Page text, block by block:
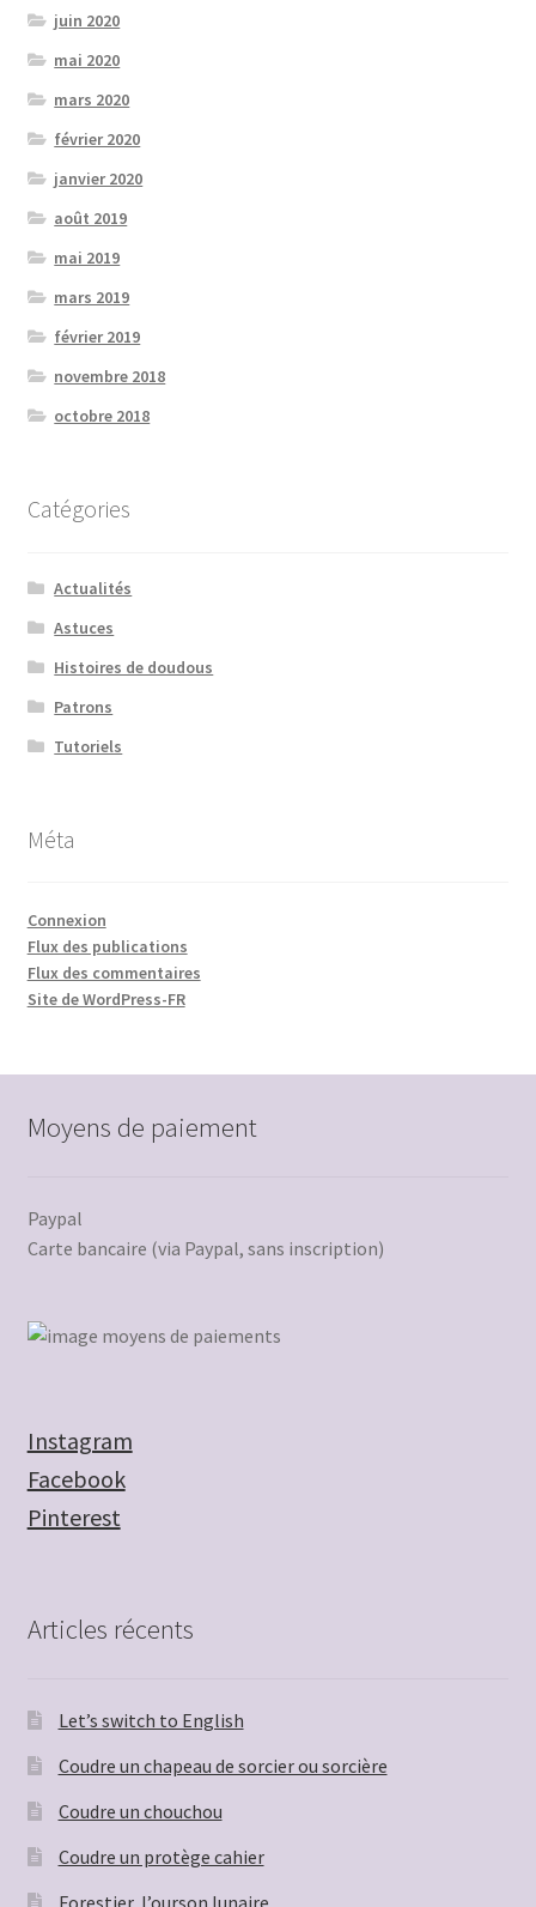
juin 2020
mai 2020
mars 2020
février 2020
janvier 2020
août 2019
mai 2019
mars 2019
février 2019
novembre 2018
octobre 2018
Catégories
Actualités
Astuces
Histoires de doudous
Patrons
Tutoriels
Méta
Connexion
Flux des publications
Flux des commentaires
Site de WordPress-FR
Moyens de paiement
Paypal
Carte bancaire (via Paypal, sans inscription)
Instagram
Facebook
Pinterest
Articles récents
Let’s switch to English
Coudre un chapeau de sorcier ou sorcière
Coudre un chouchou
Coudre un protège cahier
Forestier, l’ourson lunaire